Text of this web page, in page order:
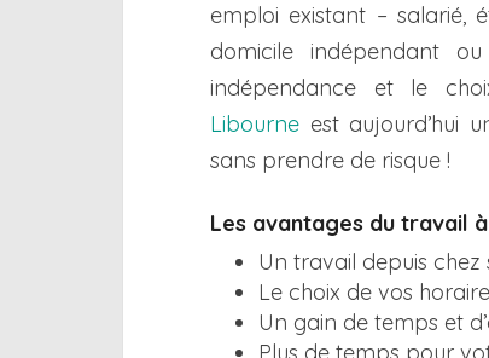
emploi existant – salarié,
domicile indépendant
indépendance et le
Libourne est aujourd’hui
sans prendre de risque !
Les avantages du travail
Un travail depuis chez
Le choix de vos
Un gain de temps et